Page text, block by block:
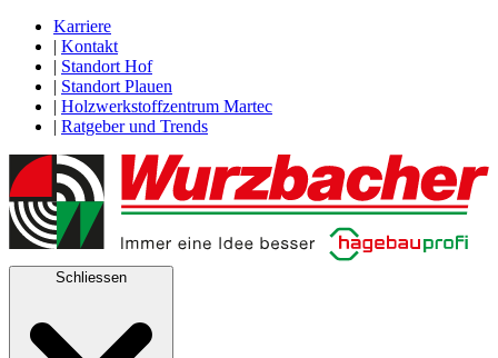
Karriere
| Kontakt
| Standort Hof
| Standort Plauen
| Holzwerkstoffzentrum Martec
| Ratgeber und Trends
Schliessen